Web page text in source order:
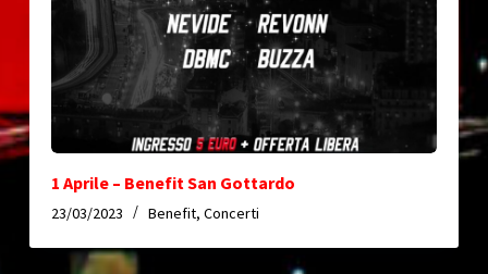
1 Aprile – Benefit San Gottardo
23/03/2023 Benefit, Concerti